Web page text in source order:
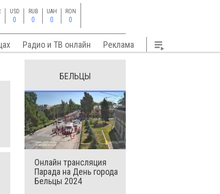
USD
0
RUB
0
UAH
0
RON
0
Радио и ТВ онлайн Реклама
БЕЛЬЦЫ
Онлайн трансляция
Парада на День города
Бельцы 2024